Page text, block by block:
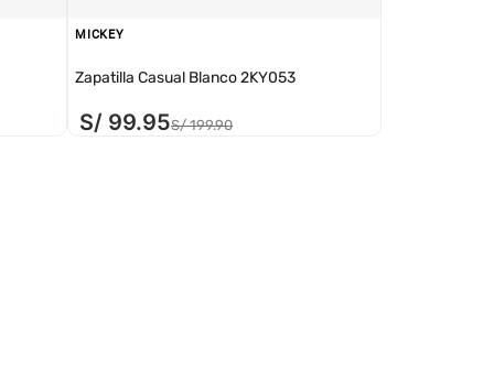
MICKEY
Zapatilla Casual Blanco 2KY053
S/ 99.95S/ 199.90